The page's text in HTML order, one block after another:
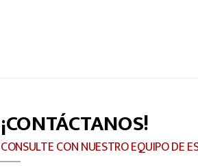
¡CONTÁCTANOS!
CONSULTE CON NUESTRO EQUIPO DE